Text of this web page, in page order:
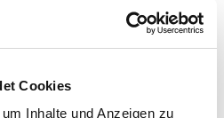
Cookies
Inhalte und Anzeigen zu
während der
Reinigung und